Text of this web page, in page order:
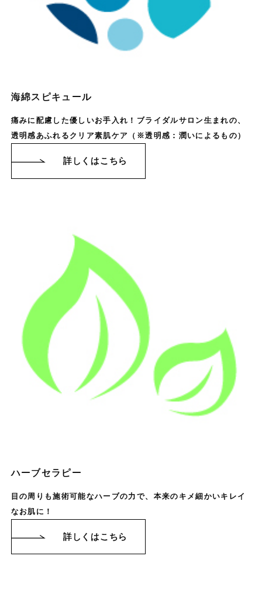
海綿スピキュール
痛みに配慮した優しいお手入れ！ブライダルサロン生まれの、
透明感あふれるクリア素肌ケア（※透明感：潤いによるもの）
詳しくはこちら
ハーブセラピー
目の周りも施術可能なハーブの力で、本来のキメ細かいキレイ
なお肌に！
詳しくはこちら